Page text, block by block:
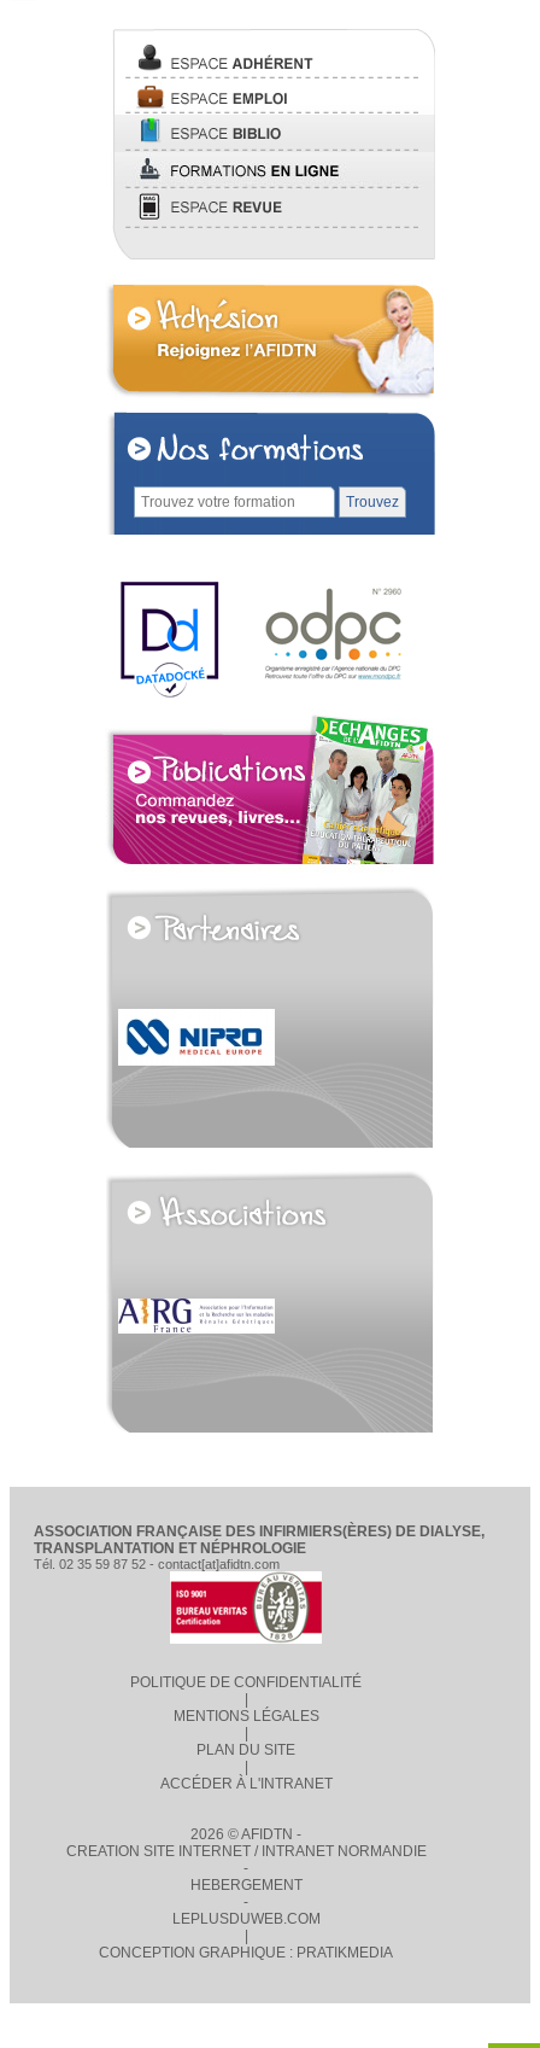
voir tous les partenaires
ASSOCIATION FRANÇAISE DES INFIRMIERS(ÈRES) DE DIALYSE,
TRANSPLANTATION ET NÉPHROLOGIE
Tél. 02 35 59 87 52 - contact[at]afidtn.com
POLITIQUE DE CONFIDENTIALITÉ
MENTIONS LÉGALES
PLAN DU SITE
ACCÉDER À L'INTRANET
2026 © AFIDTN -
CREATION SITE INTERNET / INTRANET NORMANDIE
-
HEBERGEMENT
-
LEPLUSDUWEB.COM
CONCEPTION GRAPHIQUE : PRATIKMEDIA